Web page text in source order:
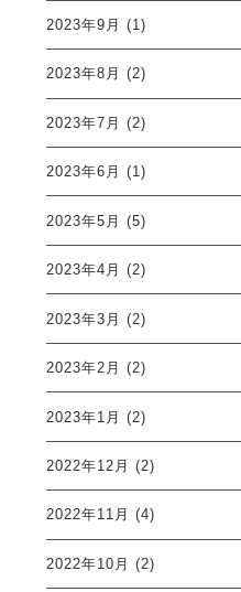
2023年9月 (1)
2023年8月 (2)
2023年7月 (2)
2023年6月 (1)
2023年5月 (5)
2023年4月 (2)
2023年3月 (2)
2023年2月 (2)
2023年1月 (2)
2022年12月 (2)
2022年11月 (4)
2022年10月 (2)